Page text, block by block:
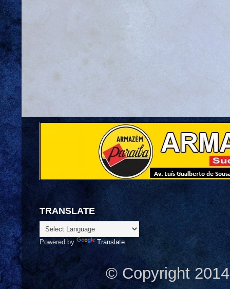
TRANSLATE
Powered by Translate
© Copyright